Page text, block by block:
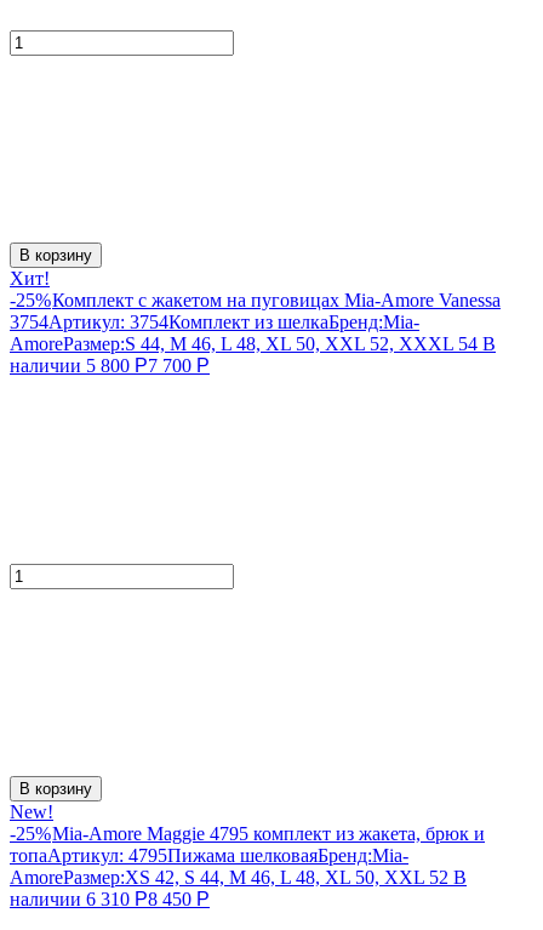
В корзину
Хит!
-25%Комплект с жакетом на пуговицах Mia-Amore Vanessa
3754Артикул: 3754Комплект из шелкаБренд:Mia-
AmoreРазмер:S 44, M 46, L 48, XL 50, XXL 52, XXXL 54 В
наличии 5 800 Р7 700 Р
В корзину
New!
-25%Mia-Amore Maggie 4795 комплект из жакета, брюк и
топаАртикул: 4795Пижама шелковаяБренд:Mia-
AmoreРазмер:XS 42, S 44, M 46, L 48, XL 50, XXL 52 В
наличии 6 310 Р8 450 Р